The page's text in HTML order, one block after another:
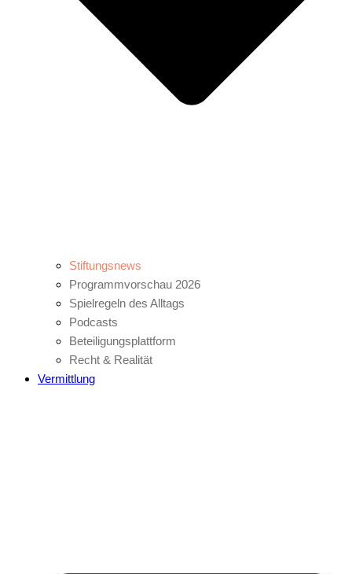
Stiftungsnews
Programmvorschau 2026
Spielregeln des Alltags
Podcasts
Beteiligungsplattform
Recht & Realität
Vermittlung